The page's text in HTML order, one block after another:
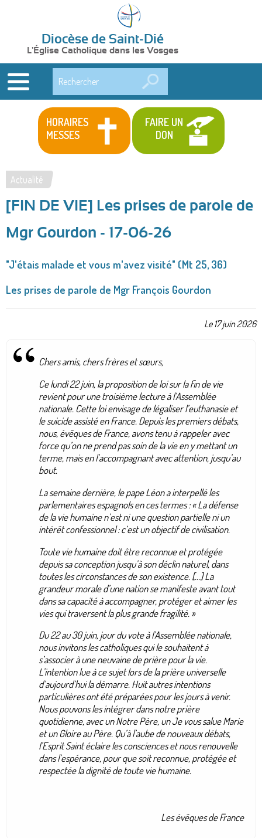
Diocèse de Saint-Dié
L'Église Catholique dans les Vosges
HORAIRES
MESSES
FAIRE UN
DON
Vous
êtes
ici
Actualité
[FIN DE VIE] Les prises de parole de
Mgr Gourdon - 17-06-26
"J'étais malade et vous m'avez visité" (Mt 25, 36)
Les prises de parole de Mgr François Gourdon
Le 17 juin 2026
Chers amis, chers frères et sœurs,
Ce lundi 22 juin, la proposition de loi sur la fin de vie
revient pour une troisième lecture à l’Assemblée
nationale. Cette loi envisage de légaliser l’euthanasie et
le suicide assisté en France. Depuis les premiers débats,
nous, évêques de France, avons tenu à rappeler avec
force qu’on ne prend pas soin de la vie en y mettant un
terme, mais en l’accompagnant avec attention, jusqu’au
bout.
La semaine dernière, le pape Léon a interpellé les
parlementaires espagnols en ces termes : « La défense
de la vie humaine n’est ni une question partielle ni un
intérêt confessionnel : c’est un objectif de civilisation.
Toute vie humaine doit être reconnue et protégée
depuis sa conception jusqu’à son déclin naturel, dans
toutes les circonstances de son existence. […] La
grandeur morale d’une nation se manifeste avant tout
dans sa capacité à accompagner, protéger et aimer les
vies qui traversent la plus grande fragilité. »
Du 22 au 30 juin, jour du vote à l’Assemblée nationale,
nous invitons les catholiques qui le souhaitent à
s’associer à une neuvaine de prière pour la vie.
L’intention lue à ce sujet lors de la prière universelle
d’aujourd’hui la démarre. Huit autres intentions
particulières ont été préparées pour les jours à venir.
Nous pouvons les intégrer dans notre prière
quotidienne, avec un Notre Père, un Je vous salue Marie
et un Gloire au Père. Qu’à l’aube de nouveaux débats,
l’Esprit Saint éclaire les consciences et nous renouvelle
dans l’espérance, pour que soit reconnue, protégée et
respectée la dignité de toute vie humaine.
Les évêques de France